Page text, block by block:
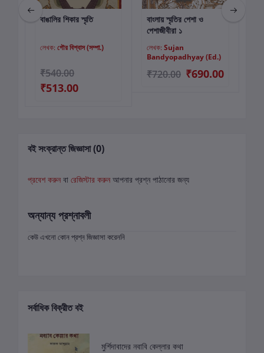
কার্টে যোগ করুন
বাঙালির শিকার স্মৃতি
লেখক: গৌর বিশ্বাস (সম্পা.)
₹540.00
₹513.00
কার্টে যোগ করুন
বাংলায় স্মৃতির পেশা ও
পেশাজীবীরা ১
লেখক: Sujan
Bandyopadhyay (Ed.)
₹720.00 ₹690.00
বই সংক্রান্ত জিজ্ঞাসা (0)
প্রবেশ করুন বা রেজিস্টার করুন আপনার প্রশ্ন পাঠানোর জন্য
অন্যান্য প্রশ্নাবলী
কেউ এখনো কোন প্রশ্ন জিজ্ঞাসা করেননি
সর্বাধিক বিক্রীত বই
মুর্শিদাবাদের নবাবি কেল্লার কথা